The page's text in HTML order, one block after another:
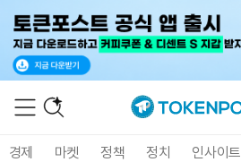
경제 마켓 정책 정치 인사이트
XRP (XRP)